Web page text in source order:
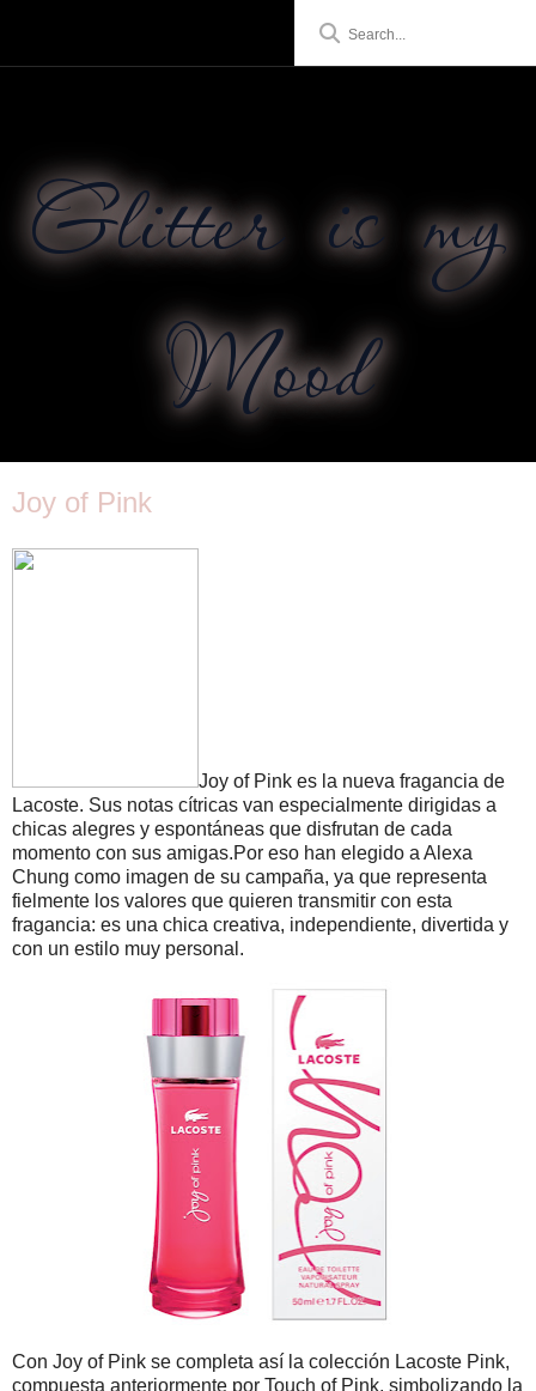
Glitter is my
Mood
Joy of Pink
Joy of Pink es la nueva fragancia de
Lacoste. Sus notas cítricas van especialmente dirigidas a
chicas alegres y espontáneas que disfrutan de cada
momento con sus amigas.Por eso han elegido a Alexa
Chung como imagen de su campaña, ya que representa
fielmente los valores que quieren transmitir con esta
fragancia: es una chica creativa, independiente, divertida y
con un estilo muy personal.
Con Joy of Pink se completa así la colección Lacoste Pink,
compuesta anteriormente por Touch of Pink, simbolizando la